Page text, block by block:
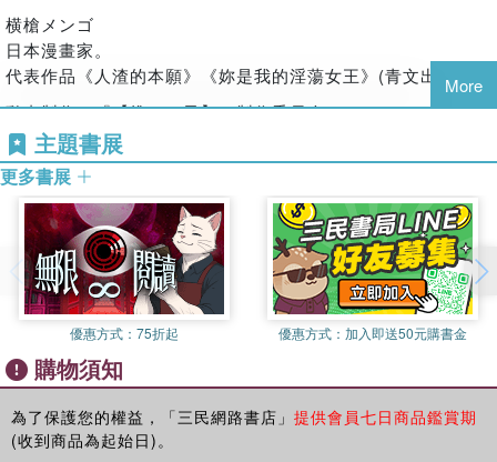
詳盡說明第1至11話的故事內容，並穿插主要參演配音員的訪
談單元。
Chaper4 DOCUMENT
Chaper5 INTERVIEW
全飾演配音員的Q＆A單元、
STAFF × TALK＜赤坂アカ×横槍メンゴ（原作者）×
平牧大輔（導演）×猫富ちゃお（助理導演）＞
STAFF × TALK＜平山寬菜（角色設計）＞
ARTIST × TALK＜YOASOBI（片頭曲）＞
ARTIST × TALK＜女王蜂（片尾曲）＞
等專訪內容。
横槍メンゴ
日本漫畫家。
代表作品《人渣的本願》《妳是我的淫蕩女王》(青文出版)。
動畫製作：『【推しの子】』製作委員会
More
主題書展
更多書展
優惠方式： 75折起 優惠方式： 加入即送50元購書金
購物須知
為了保護您的權益，「三民網路書店」 提供會員七日商品鑑賞期
(收到商品為起始日)。